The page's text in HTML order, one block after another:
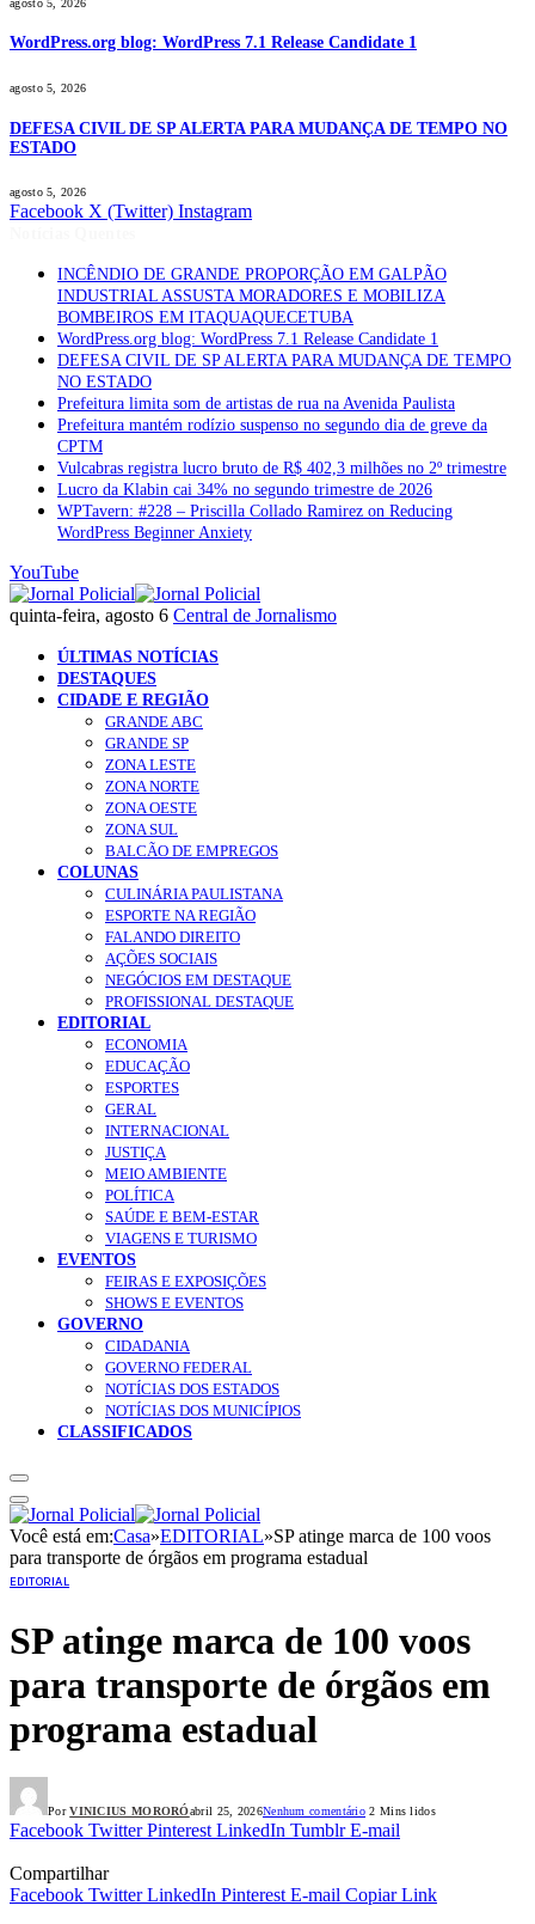
agosto 5, 2026
WordPress.org blog: WordPress 7.1 Release Candidate 1
agosto 5, 2026
DEFESA CIVIL DE SP ALERTA PARA MUDANÇA DE TEMPO NO
ESTADO
agosto 5, 2026
Facebook X (Twitter) Instagram
INCÊNDIO DE GRANDE PROPORÇÃO EM GALPÃO
INDUSTRIAL ASSUSTA MORADORES E MOBILIZA
BOMBEIROS EM ITAQUAQUECETUBA
WordPress.org blog: WordPress 7.1 Release Candidate 1
DEFESA CIVIL DE SP ALERTA PARA MUDANÇA DE TEMPO
NO ESTADO
Prefeitura limita som de artistas de rua na Avenida Paulista
Prefeitura mantém rodízio suspenso no segundo dia de greve da
CPTM
Vulcabras registra lucro bruto de R$ 402,3 milhões no 2º trimestre
Lucro da Klabin cai 34% no segundo trimestre de 2026
WPTavern: #228 – Priscilla Collado Ramirez on Reducing
WordPress Beginner Anxiety
YouTube
quinta-feira, agosto 6 Central de Jornalismo
ÚLTIMAS NOTÍCIAS
DESTAQUES
CIDADE E REGIÃO
GRANDE ABC
GRANDE SP
ZONA LESTE
ZONA NORTE
ZONA OESTE
ZONA SUL
BALCÃO DE EMPREGOS
COLUNAS
CULINÁRIA PAULISTANA
ESPORTE NA REGIÃO
FALANDO DIREITO
AÇÕES SOCIAIS
NEGÓCIOS EM DESTAQUE
PROFISSIONAL DESTAQUE
EDITORIAL
ECONOMIA
EDUCAÇÃO
ESPORTES
GERAL
INTERNACIONAL
JUSTIÇA
MEIO AMBIENTE
POLÍTICA
SAÚDE E BEM-ESTAR
VIAGENS E TURISMO
EVENTOS
FEIRAS E EXPOSIÇÕES
SHOWS E EVENTOS
GOVERNO
CIDADANIA
GOVERNO FEDERAL
NOTÍCIAS DOS ESTADOS
NOTÍCIAS DOS MUNICÍPIOS
CLASSIFICADOS
Você está em:Casa»EDITORIAL»SP atinge marca de 100 voos
para transporte de órgãos em programa estadual
EDITORIAL
SP atinge marca de 100 voos
para transporte de órgãos em
programa estadual
Por VINICIUS MORORÓabril 25, 2026Nenhum comentário 2 Mins lidos
Facebook Twitter Pinterest LinkedIn Tumblr E-mail
Compartilhar
Facebook Twitter LinkedIn Pinterest E-mail Copiar Link